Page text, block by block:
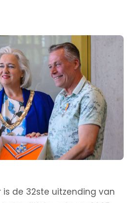
is de 32ste uitzending van